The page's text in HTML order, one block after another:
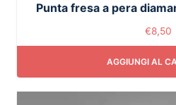
Punta fresa a pera
€8,50
AGGIUNGI AL